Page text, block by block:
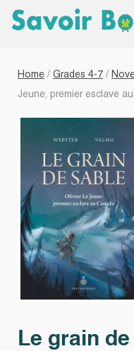
Home / Grades 4-7 /
Jeune, premier esclave
Le grain